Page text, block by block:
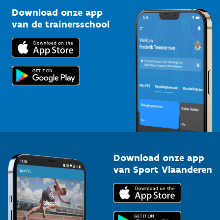
Bedrijven
Trainers en begeleiders
Topsporters
Kennisplatform
Downloads
Voor de pers
Download onze app
van de trainersschool
Download onze app
van Sport Vlaanderen